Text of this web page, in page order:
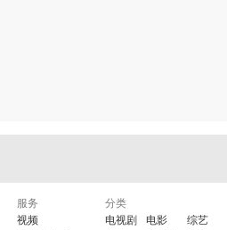
服务
视频
分类
电视剧
电影 综艺